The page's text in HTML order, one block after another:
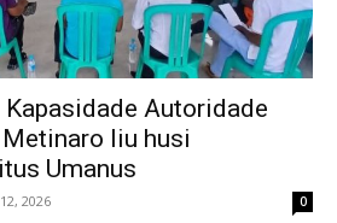
Autoridade
liu husi
Umanus
2026 0